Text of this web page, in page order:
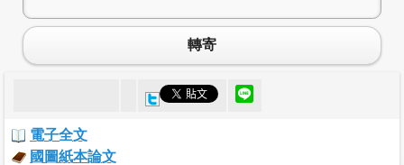
轉寄
電子全文
國圖紙本論文